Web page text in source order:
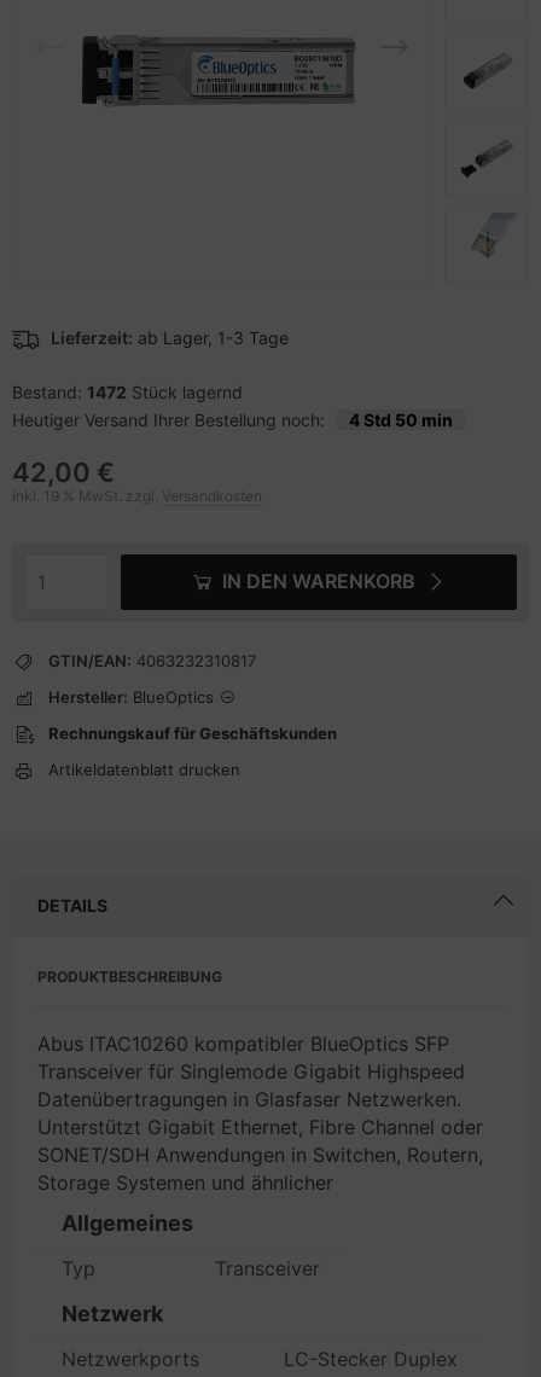
Lieferzeit: ab Lager, 1-3 Tage
Bestand: 1472 Stück lagernd
Heutiger Versand Ihrer Bestellung noch:
4 Std 50 min
42,00 €
inkl. 19 % MwSt. zzgl. Versandkosten
IN DEN WARENKORB
GTIN/EAN: 4063232310817
Hersteller: BlueOptics
Rechnungskauf für Geschäftskunden
Artikeldatenblatt drucken
DETAILS
PRODUKTBESCHREIBUNG
Abus ITAC10260 kompatibler BlueOptics SFP
Transceiver für Singlemode Gigabit Highspeed
Datenübertragungen in Glasfaser Netzwerken.
Unterstützt Gigabit Ethernet, Fibre Channel oder
SONET/SDH Anwendungen in Switchen, Routern,
Storage Systemen und ähnlicher
Allgemeines
Typ Transceiver
Netzwerk
Netzwerkports LC-Stecker Duplex
& Video
und Navigation
CD/DVD/BluRay
Mainboards
Modding
& Tragebehältnisse
Tinten Minen